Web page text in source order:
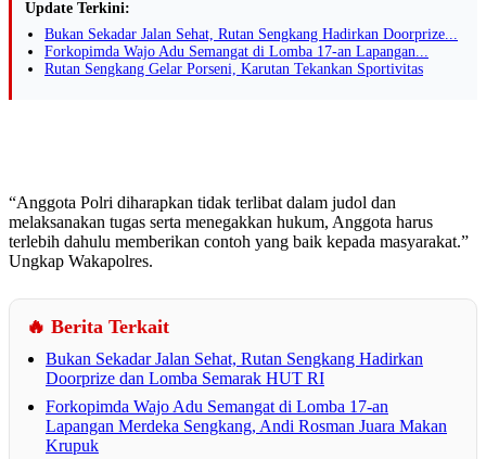
Update Terkini:
Bukan Sekadar Jalan Sehat, Rutan Sengkang Hadirkan Doorprize...
Forkopimda Wajo Adu Semangat di Lomba 17-an Lapangan...
Rutan Sengkang Gelar Porseni, Karutan Tekankan Sportivitas
“Anggota Polri diharapkan tidak terlibat dalam judol dan
melaksanakan tugas serta menegakkan hukum, Anggota harus
terlebih dahulu memberikan contoh yang baik kepada masyarakat.”
Ungkap Wakapolres.
🔥 Berita Terkait
Bukan Sekadar Jalan Sehat, Rutan Sengkang Hadirkan
Doorprize dan Lomba Semarak HUT RI
Forkopimda Wajo Adu Semangat di Lomba 17-an
Lapangan Merdeka Sengkang, Andi Rosman Juara Makan
Krupuk